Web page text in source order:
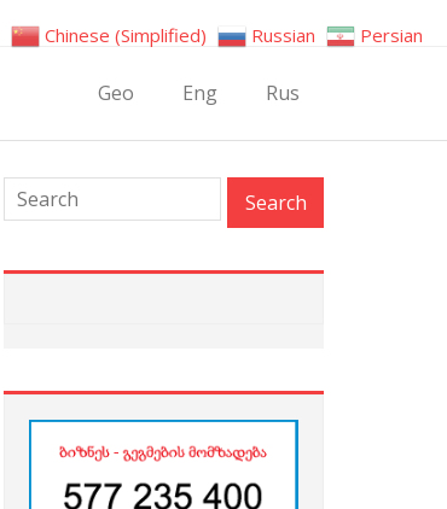
Geo Eng Rus
Chinese (Simplified) Russian Persian